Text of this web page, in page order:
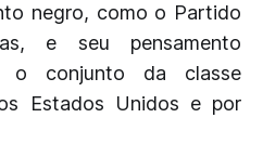
negro, como o Partido
e seu pensamento
o conjunto da classe
Estados Unidos e por